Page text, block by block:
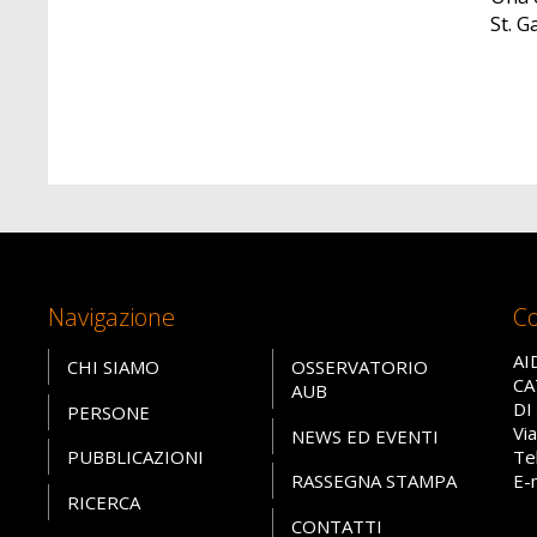
St.
Navigazione
CHI SIAMO
PERSONE
PUBBLICAZIONI
RICERCA
OSSERVATORIO
AUB
NEWS ED EVENTI
RASSEGNA STAMPA
CONTATTI
DI
E-